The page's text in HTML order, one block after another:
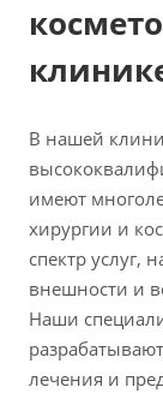
В нашей
имеют
хирургии и
спектр услуг,
внешности и
Наши
лечения и